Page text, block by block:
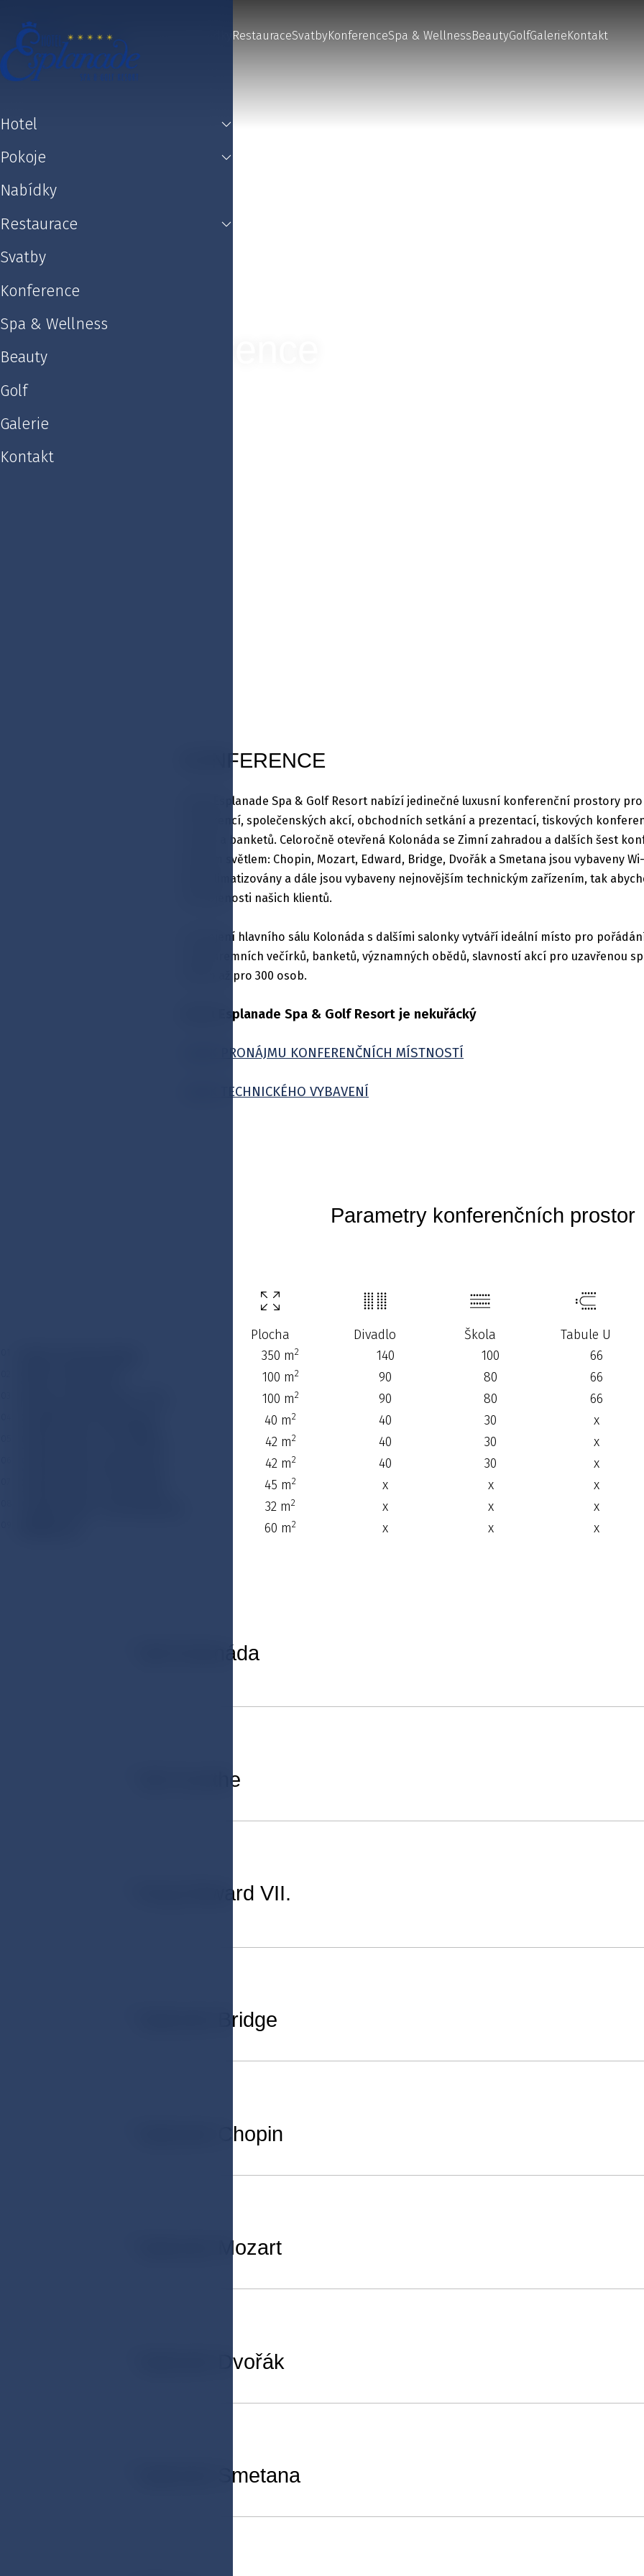
RestauraceSvatbyKonferenceSpa & WellnessBeautyGolfGalerieKontakt
Hotel
Pokoje
Nabídky
Restaurace
Svatby
Konference
Spa & Wellness
Beauty
Golf
Galerie
Kontakt
KONFERENCE
Hotel Esplanade Spa & Golf Resort nabízí jedinečné luxusní konferenční prostory
konferencí, společenských akcí, obchodních setkání a prezentací, tiskových
svateb a banketů. Celoročně otevřená Kolonáda se Zimní zahradou a dalších šest
denním světlem: Chopin, Mozart, Edward, Bridge, Dvořák a Smetana jsou vybaveny
plně klimatizovány a dále jsou vybaveny nejnovějším technickým zařízením, tak
spokojenosti našich klientů.
Propojení hlavního sálu Kolonáda s dalšími salonky vytváří ideální místo pro
např. firemních večírků, banketů, významných obědů, slavností akcí pro uzavřenou
hostin až pro 300 osob.
Hotel Esplanade Spa & Golf Resort je nekuřácký
CENÍK PRONÁJMU KONFERENČNÍCH MÍSTNOSTÍ
CENÍK TECHNICKÉHO VYBAVENÍ
Parametry konferenčních prostor
Plocha Divadlo Škola Tabule U
350 m2 140 100 66
100 m2 90 80 66
100 m2 90 80 66
40 m2 40 30 x
42 m2 40 30 x
42 m2 40 30 x
45 m2 x x x
32 m2 x x x
60 m2 x x x
Sál Kolonáda
Sál Goethe
King Edward VII.
Salonek Bridge
Salonek Chopin
Salonek Mozart
Salonek Dvořák
Salonek Smetana